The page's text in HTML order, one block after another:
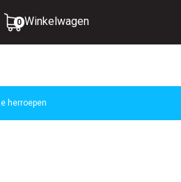
0 Winkelwagen
IS LEEG.
herroepen